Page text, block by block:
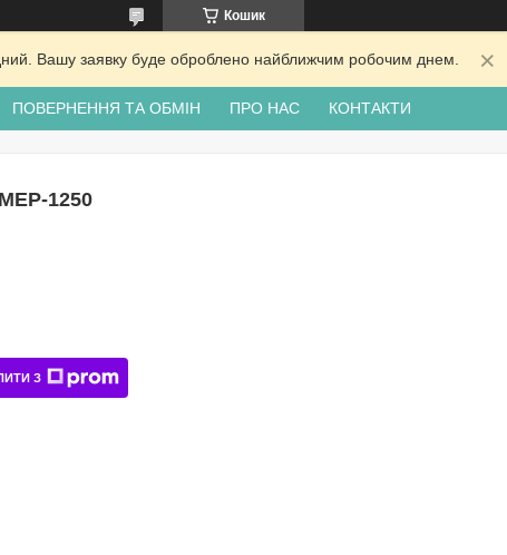
Кошик
Вашу заявку буде оброблено найближчим робочим днем.
ПОВЕРНЕННЯ ТА ОБМІН ПРО НАС КОНТАКТИ
1250
З